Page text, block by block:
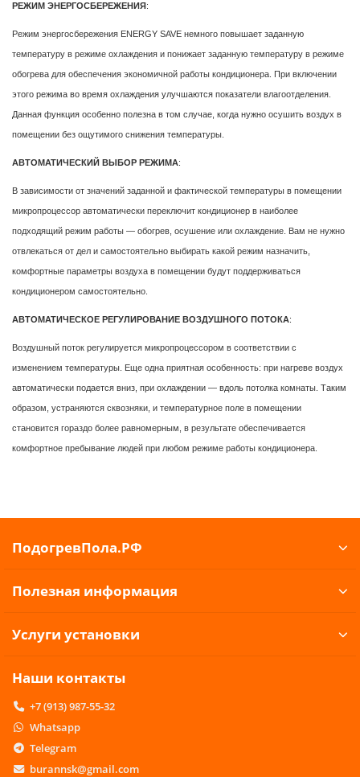
РЕЖИМ ЭНЕРГОСБЕРЕЖЕНИЯ :
Режим энергосбережения ENERGY SAVE немного повышает заданную
температуру в режиме охлаждения и понижает заданную температуру в режиме
обогрева для обеспечения экономичной работы кондиционера. При включении
этого режима во время охлаждения улучшаются показатели влагоотделения.
Данная функция особенно полезна в том случае, когда нужно осушить воздух в
помещении без ощутимого снижения температуры.
АВТОМАТИЧЕСКИЙ ВЫБОР РЕЖИМА:
В зависимости от значений заданной и фактической температуры в помещении
микропроцессор автоматически переключит кондиционер в наиболее
подходящий режим работы — обогрев, осушение или охлаждение. Вам не нужно
отвлекаться от дел и самостоятельно выбирать какой режим назначить,
комфортные параметры воздуха в помещении будут поддерживаться
кондиционером самостоятельно.
АВТОМАТИЧЕСКОЕ РЕГУЛИРОВАНИЕ ВОЗДУШНОГО ПОТОКА:
Воздушный поток регулируется микропроцессором в соответствии с
изменением температуры. Еще одна приятная особенность: при нагреве воздух
автоматически подается вниз, при охлаждении — вдоль потолка комнаты. Таким
образом, устраняются сквозняки, и температурное поле в помещении
становится гораздо более равномерным, в результате обеспечивается
комфортное пребывание людей при любом режиме работы кондиционера.
ПодогревПола.РФ
Полезная информация
Услуги установки
Наши контакты
+7 (913) 987-55-32
Whatsapp
Telegram
burannsk@gmail.com